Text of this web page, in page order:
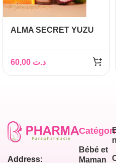
ALMA SECRET YUZU
ILLUMINATRICE 100ML
د.ت
Address:
Bébé et
Maman